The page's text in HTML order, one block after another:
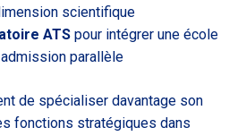
scientifique
ATS pour intégrer une école
parallèle
de spécialiser davantage son
fonctions stratégiques dans